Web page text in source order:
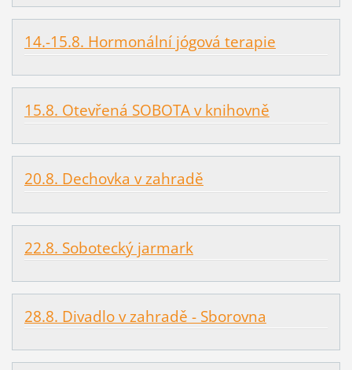
14.-15.8. Hormonální jógová terapie
15.8. Otevřená SOBOTA v knihovně
20.8. Dechovka v zahradě
22.8. Sobotecký jarmark
28.8. Divadlo v zahradě - Sborovna